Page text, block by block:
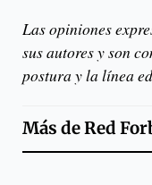
Las opiniones
sus autores y son
postura y la línea
Más deRed